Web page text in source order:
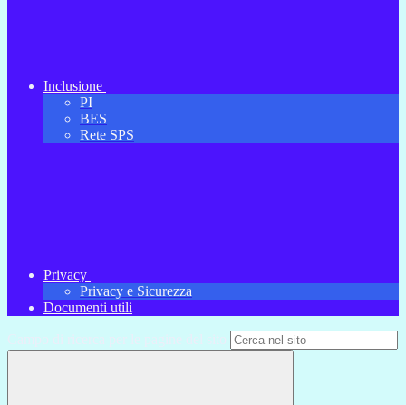
Inclusione
PI
BES
Rete SPS
Privacy
Privacy e Sicurezza
Documenti utili
Campo di ricerca per le pagine del sito